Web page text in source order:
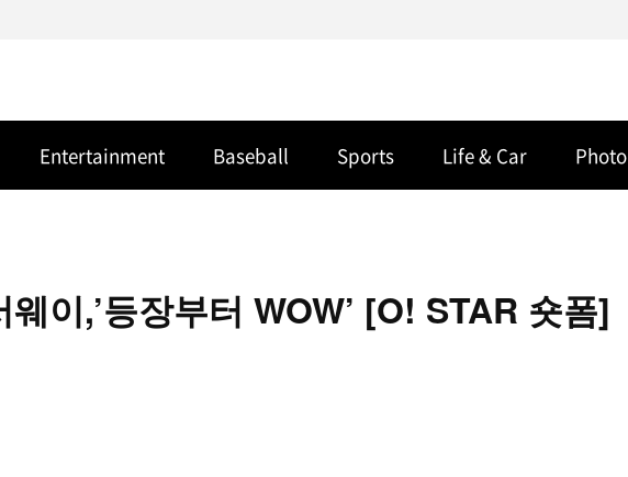
Entertainment Baseball Sports Life & Car Photo
이,’등장부터 WOW’ [O! STAR 숏폼]